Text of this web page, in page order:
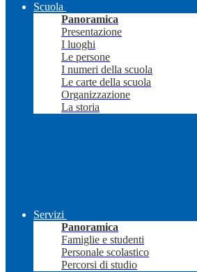
Scuola
Panoramica
Presentazione
I luoghi
Le persone
I numeri della scuola
Le carte della scuola
Organizzazione
La storia
Servizi
Panoramica
Famiglie e studenti
Personale scolastico
Percorsi di studio